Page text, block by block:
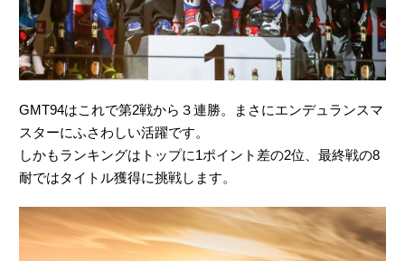
GMT94はこれで第2戦から３連勝。まさにエンデュランスマ
スターにふさわしい活躍です。
しかもランキングはトップに1ポイント差の2位、最終戦の8
耐ではタイトル獲得に挑戦します。